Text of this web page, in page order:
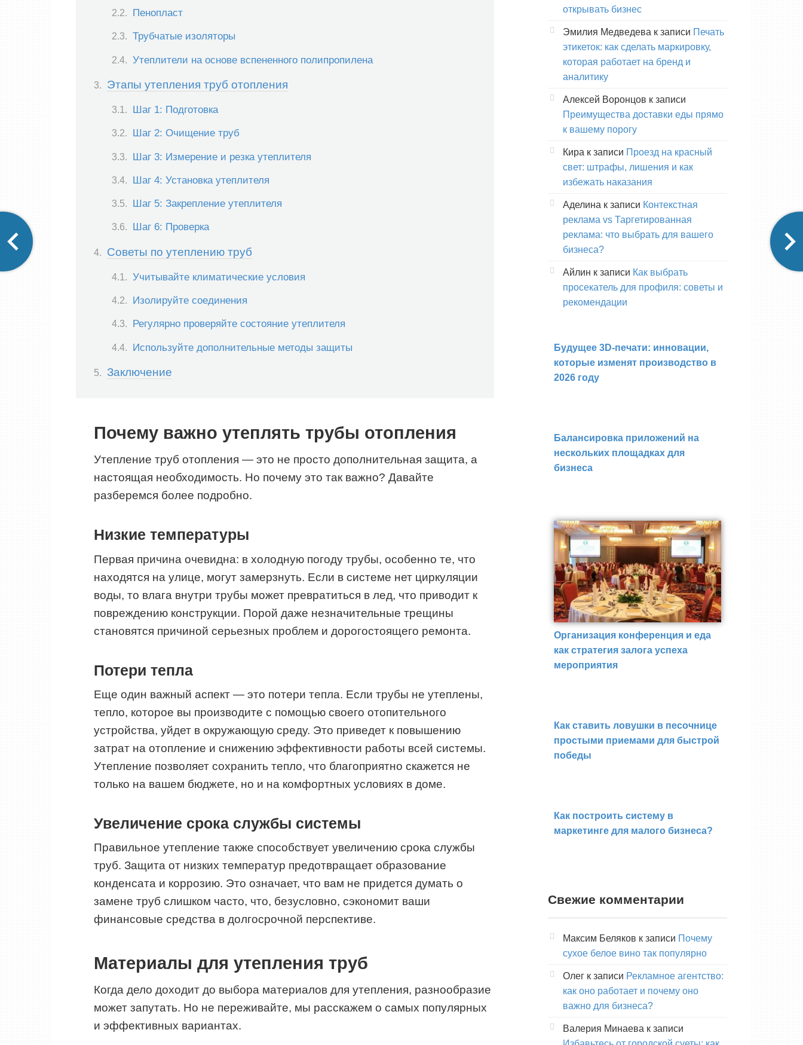
Пенопласт
Трубчатые изоляторы
Утеплители на основе вспененного полипропилена
Этапы утепления труб отопления
Шаг 1: Подготовка
Шаг 2: Очищение труб
Шаг 3: Измерение и резка утеплителя
Шаг 4: Установка утеплителя
Шаг 5: Закрепление утеплителя
Шаг 6: Проверка
Советы по утеплению труб
Учитывайте климатические условия
Изолируйте соединения
Регулярно проверяйте состояние утеплителя
Используйте дополнительные методы защиты
Заключение
Почему важно утеплять трубы отопления
Утепление труб отопления — это не просто дополнительная защита, а
настоящая необходимость. Но почему это так важно? Давайте
разберемся более подробно.
Низкие температуры
Первая причина очевидна: в холодную погоду трубы, особенно те, что
находятся на улице, могут замерзнуть. Если в системе нет циркуляции
воды, то влага внутри трубы может превратиться в лед, что приводит к
повреждению конструкции. Порой даже незначительные трещины
становятся причиной серьезных проблем и дорогостоящего ремонта.
Потери тепла
Еще один важный аспект — это потери тепла. Если трубы не утеплены,
тепло, которое вы производите с помощью своего отопительного
устройства, уйдет в окружающую среду. Это приведет к повышению
затрат на отопление и снижению эффективности работы всей системы.
Утепление позволяет сохранить тепло, что благоприятно скажется не
только на вашем бюджете, но и на комфортных условиях в доме.
Увеличение срока службы системы
Правильное утепление также способствует увеличению срока службы
труб. Защита от низких температур предотвращает образование
конденсата и коррозию. Это означает, что вам не придется думать о
замене труб слишком часто, что, безусловно, сэкономит ваши
финансовые средства в долгосрочной перспективе.
Материалы для утепления труб
Когда дело доходит до выбора материалов для утепления, разнообразие
может запутать. Но не переживайте, мы расскажем о самых популярных
и эффективных вариантах.
открывать бизнес
Эмилия Медведева к записи Печать
этикеток: как сделать маркировку,
которая работает на бренд и
аналитику
Алексей Воронцов к записи
Преимущества доставки еды прямо
к вашему порогу
Кира к записи Проезд на красный
свет: штрафы, лишения и как
избежать наказания
Аделина к записи Контекстная
реклама vs Таргетированная
реклама: что выбрать для вашего
бизнеса?
Айлин к записи Как выбрать
просекатель для профиля: советы и
рекомендации
Будущее 3D-печати: инновации,
которые изменят производство в
2026 году
Балансировка приложений на
нескольких площадках для
бизнеса
Организация конференция и еда
как стратегия залога успеха
мероприятия
Как ставить ловушки в песочнице
простыми приемами для быстрой
победы
Как построить систему в
маркетинге для малого бизнеса?
Свежие комментарии
Максим Беляков к записи Почему
сухое белое вино так популярно
Олег к записи Рекламное агентство:
как оно работает и почему оно
важно для бизнеса?
Валерия Минаева к записи